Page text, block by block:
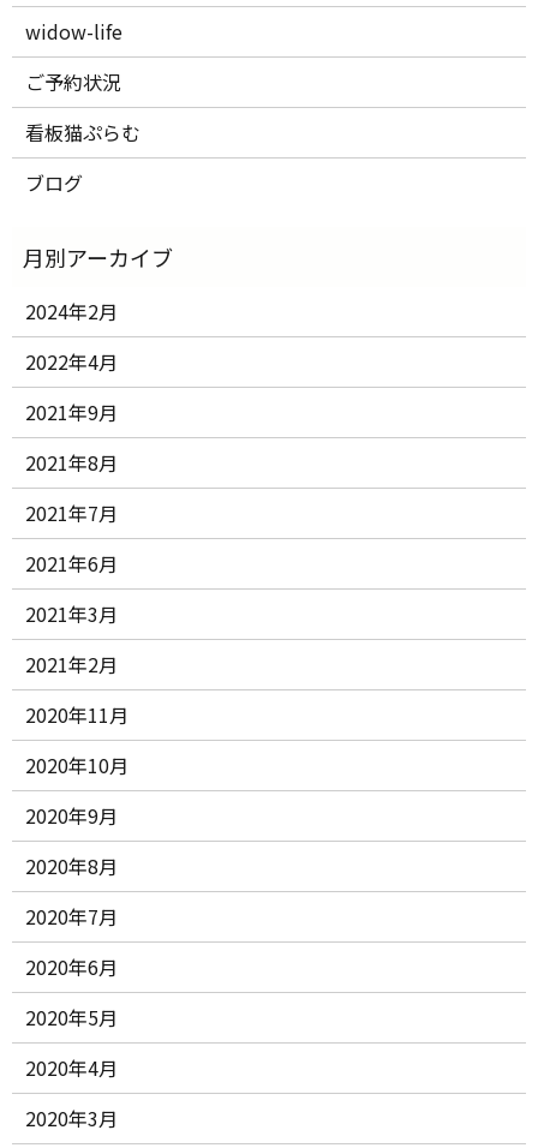
widow-life
ご予約状況
看板猫ぷらむ
ブログ
2024年2月
2022年4月
2021年9月
2021年8月
2021年7月
2021年6月
2021年3月
2021年2月
2020年11月
2020年10月
2020年9月
2020年8月
2020年7月
2020年6月
2020年5月
2020年4月
2020年3月